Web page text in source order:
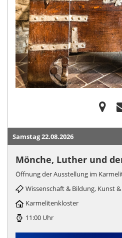
Samstag 22.08.2026
Mönche, Luther und
Öffnung der Ausstellung im
Wissenschaft & Bildung, Kunst
Karmelitenkloster
11:00 Uhr